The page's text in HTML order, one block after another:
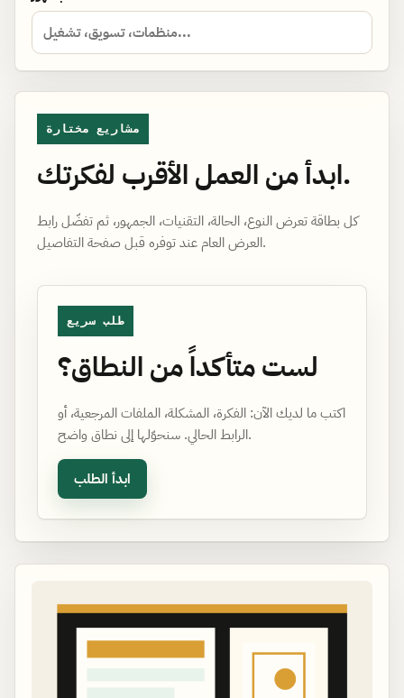
مشاريع مختارة
ابدأ من العمل الأقرب لفكرتك.
كل بطاقة تعرض النوع، الحالة، التقنيات، الجمهور، ثم تفضّل رابط
العرض العام عند توفره قبل صفحة التفاصيل.
طلب سريع
لست متأكداً من النطاق؟
اكتب ما لديك الآن: الفكرة، المشكلة، الملفات المرجعية، أو
الرابط الحالي. سنحوّلها إلى نطاق واضح.
ابدأ الطلب